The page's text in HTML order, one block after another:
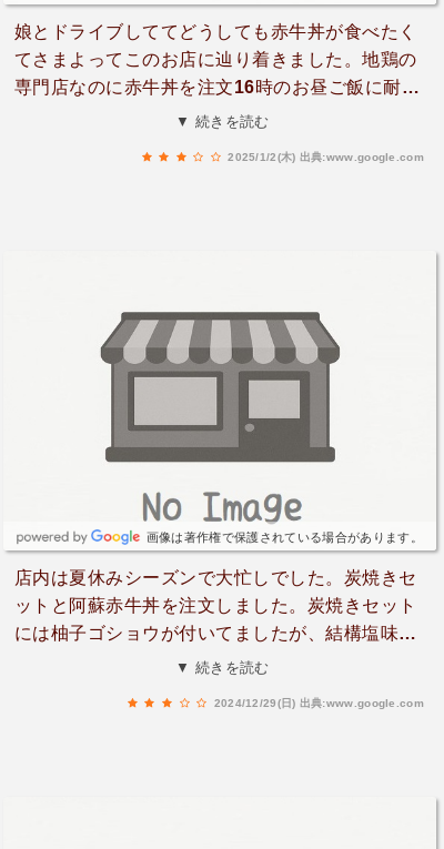
娘とドライブしててどうしても赤牛丼が食べたく
てさまよってこのお店に辿り着きました。地鶏の
専門店なのに赤牛丼を注文16時のお昼ご飯に耐え
れず娘が唐揚げを追加マヨネーズがかかった赤牛
▼ 続きを読む
2025/1/2(木) 出典:www.google.com
画像は著作権で保護されている場合があります。
店内は夏休みシーズンで大忙しでした。炭焼きセ
ットと阿蘇赤牛丼を注文しました。炭焼きセット
には柚子ゴショウが付いてましたが、結構塩味が
きついので不要かな…牛丼のマヨネーズは素材を
▼ 続きを読む
2024/12/29(日) 出典:www.google.com